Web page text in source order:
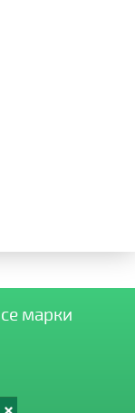
марки